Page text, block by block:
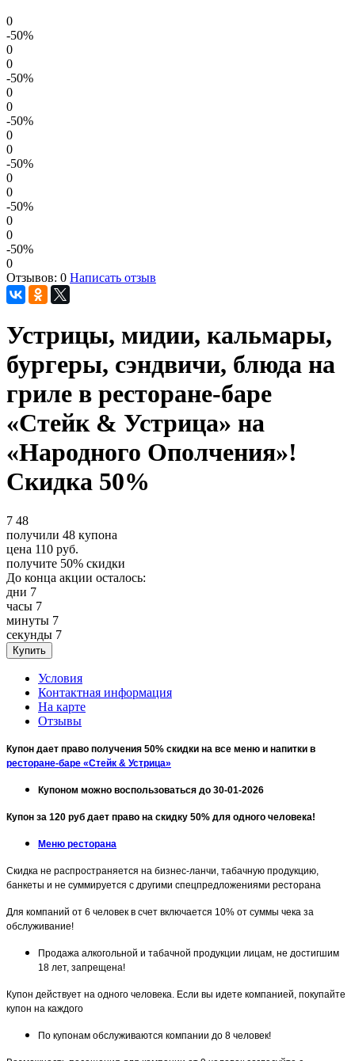
0
-50%
0
0
-50%
0
0
-50%
0
0
-50%
0
0
-50%
0
0
-50%
0
Отзывов: 0 Написать отзыв
Устрицы, мидии, кальмары,
бургеры, сэндвичи, блюда на
гриле в ресторане-баре
«Стейк & Устрица» на
«Народного Ополчения»!
Скидка 50%
7 48
получили 48 купона
цена 110 руб.
получите 50% скидки
До конца акции осталось:
дни 7
часы 7
минуты 7
секунды 7
Условия
Контактная информация
На карте
Отзывы
Купон дает право получения 50% скидки на все меню и напитки в
ресторане-баре «Стейк & Устрица»
Купоном можно воспользоваться до 30-01-2026
Купон за 120 руб дает право на скидку 50% для одного человека!
Меню ресторана
Скидка не распространяется на бизнес-ланчи, табачную продукцию,
банкеты и не суммируется с другими спецпредложениями ресторана
Для компаний от 6 человек в счет включается 10% от суммы чека за
обслуживание!
Продажа алкогольной и табачной продукции лицам, не достигшим
18 лет, запрещена!
Купон действует на одного человека. Если вы идете компанией, покупайте
купон на каждого
По купонам обслуживаются компании до 8 человек!